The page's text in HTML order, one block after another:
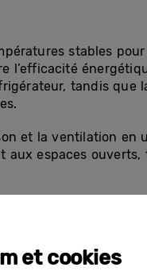
stables
l’efficacité
tandis que
et la ventilation en
aux espaces
d’eau, la
nettoyage
de classe A
s’intégrer
et cookies